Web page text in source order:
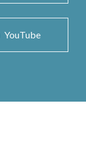
YouTube